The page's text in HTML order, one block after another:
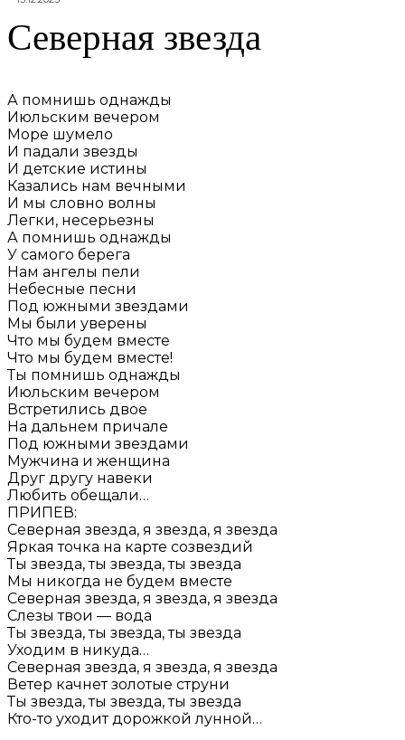
Северная звезда
А помнишь однажды
Июльским вечером
Море шумело
И падали звезды
И детские истины
Казались нам вечными
И мы словно волны
Легки, несерьезны
А помнишь однажды
У самого берега
Нам ангелы пели
Небесные песни
Под южными звездами
Мы были уверены
Что мы будем вместе
Что мы будем вместе!
Ты помнишь однажды
Июльским вечером
Встретились двое
На дальнем причале
Под южными звездами
Мужчина и женщина
Друг другу навеки
Любить обещали…
ПРИПЕВ:
Северная звезда, я звезда, я звезда
Яркая точка на карте созвездий
Ты звезда, ты звезда, ты звезда
Мы никогда не будем вместе
Северная звезда, я звезда, я звезда
Слезы твои — вода
Ты звезда, ты звезда, ты звезда
Уходим в никуда…
Северная звезда, я звезда, я звезда
Ветер качнет золотые струни
Ты звезда, ты звезда, ты звезда
Кто-то уходит дорожкой лунной…